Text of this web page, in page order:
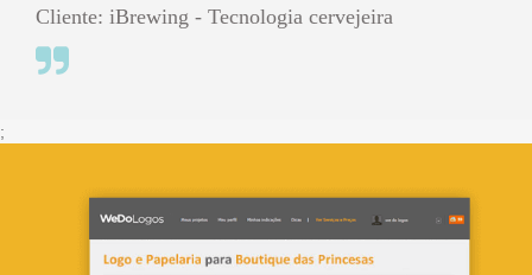
Cliente: iBrewing - Tecnologia cervejeira
;